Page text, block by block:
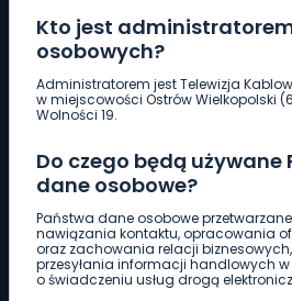
Kto jest
osobowych?
Administratorem jest Telewizja
w miejscowości Ostrów Wielkopolski
Wolności 19.
Do czego będą używane
dane osobowe?
Państwa dane osobowe
nawiązania kontaktu, opracowania
oraz zachowania relacji
przesyłania informacji handlowych
o świadczeniu usług drogą
Pobierz logotyp
661 997 997
REDAKCJA
62 735 22 22